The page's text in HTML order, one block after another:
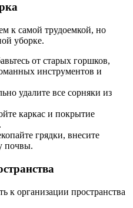
к самой трудоемкой, но
уборке.
от старых горшков,
инструментов и
удалите все сорняки из
каркас и покрытие
грядки, внесите
почвы.
к организации пространства